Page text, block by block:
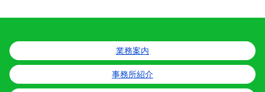
業務案内
事務所紹介